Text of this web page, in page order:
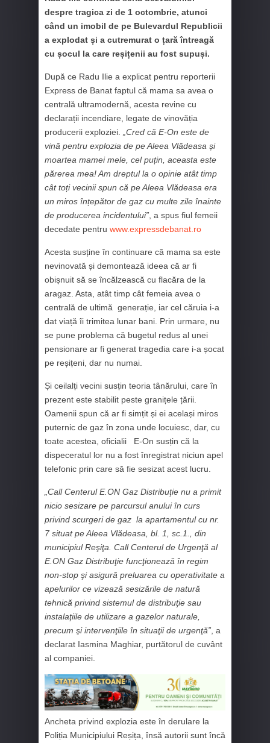
despre tragica zi de 1 octombrie, atunci
când un imobil de pe Bulevardul Republicii
a explodat și a cutremurat o țară întreagă
cu șocul la care reșițenii au fost supuși.
După ce Radu Ilie a explicat pentru reporterii
Express de Banat faptul că mama sa avea o
centrală ultramodernă, acesta revine cu
declarații incendiare, legate de vinovăția
producerii exploziei.
„Cred că E-On este de
vină pentru explozia de pe Aleea Vlădeasa și
moartea mamei mele, cel puțin, aceasta este
părerea mea! Am dreptul la o opinie atât timp
cât toți vecinii spun că pe Aleea Vlădeasa era
un miros înțepător de gaz cu multe zile înainte
de producerea incidentului” , a spus fiul femeii
decedate pentru www.expressdebanat.ro
Acesta susține în continuare că mama sa este
nevinovată și demontează ideea că ar fi
obișnuit să se încălzească cu flacăra de la
aragaz. Asta, atât timp cât femeia avea o
centrală de ultimă generație, iar cel căruia i-a
dat viață îi trimitea lunar bani. Prin urmare, nu
se pune problema că bugetul redus al unei
pensionare ar fi generat tragedia care i-a șocat
pe reșițeni, dar nu numai.
Și ceilalți vecini susțin teoria tânărului, care în
prezent este stabilit peste granițele țării.
Oamenii spun că ar fi simțit și ei același miros
puternic de gaz în zona unde locuiesc, dar, cu
toate acestea, oficialii E-On susțin că la
dispeceratul lor nu a fost înregistrat niciun apel
telefonic prin care să fie sesizat acest lucru.
„Call Centerul E.ON Gaz Distribuţie nu a primit
nicio sesizare pe parcursul anului în curs
privind scurgeri de gaz la apartamentul cu nr.
7 situat pe Aleea Vlădeasa, bl. 1, sc.1., din
municipiul Reşiţa. Call Centerul de Urgenţă al
E.ON Gaz Distribuţie funcţionează în regim
non-stop şi asigură preluarea cu operativitate a
apelurilor ce vizează sesizările de natură
tehnică privind sistemul de distribuţie sau
instalaţiile de utilizare a gazelor naturale,
precum şi intervenţiile în situaţii de urgenţă” , a
declarat Iasmina Maghiar, purtătorul de cuvânt
al companiei.
Ancheta privind explozia este în derulare la
Poliția Municipiului Reșița, însă autorii sunt încă